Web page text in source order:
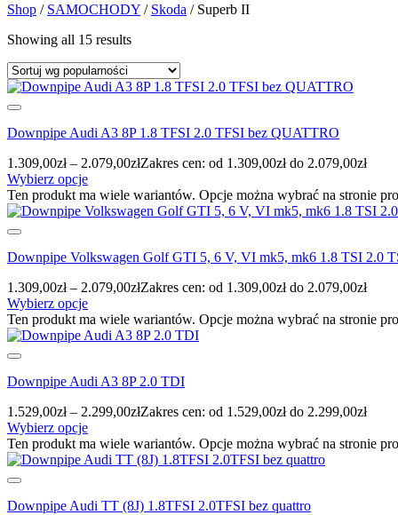
Shop / SAMOCHODY / Skoda /Superb II
Showing all 15 results
Downpipe Audi A3 8P 1.8 TFSI 2.0 TFSI bez QUATTRO
1.309,00zł – 2.079,00złZakres cen: od 1.309,00zł do 2.079,00zł
Wybierz opcje
Ten produkt ma wiele wariantów. Opcje można wybrać na stronie
Downpipe Volkswagen Golf GTI 5, 6 V, VI mk5, mk6 1.8 TSI 2.0
1.309,00zł – 2.079,00złZakres cen: od 1.309,00zł do 2.079,00zł
Wybierz opcje
Ten produkt ma wiele wariantów. Opcje można wybrać na stronie
Downpipe Audi A3 8P 2.0 TDI
1.529,00zł – 2.299,00złZakres cen: od 1.529,00zł do 2.299,00zł
Wybierz opcje
Ten produkt ma wiele wariantów. Opcje można wybrać na stronie
Downpipe Audi TT (8J) 1.8TFSI 2.0TFSI bez quattro